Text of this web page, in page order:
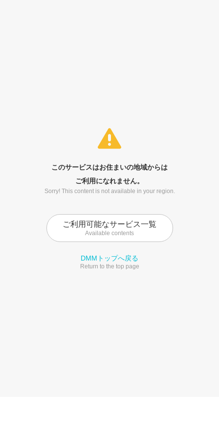
このサービスはお住まいの地域からは
ご利用になれません。
Sorry! This content is not available in your region.
ご利用可能なサービス一覧
Available contents
DMMトップへ戻る
Return to the top page